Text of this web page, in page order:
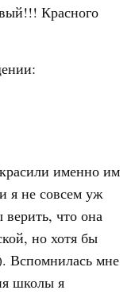
Красного
именно им
я не совсем уж
верить, что она
но хотя бы
Вспомнилась мне
школы я